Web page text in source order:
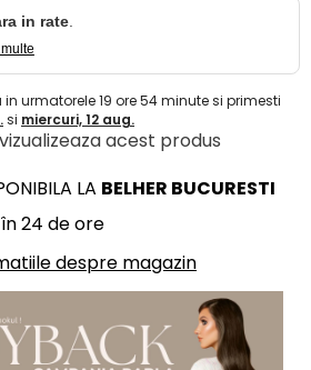
in rate.
urmatorele19 ore54minutesi primesti
si miercuri, 12 aug.
acest produs
LA BELHER BUCURESTI
24 de ore
despre magazin